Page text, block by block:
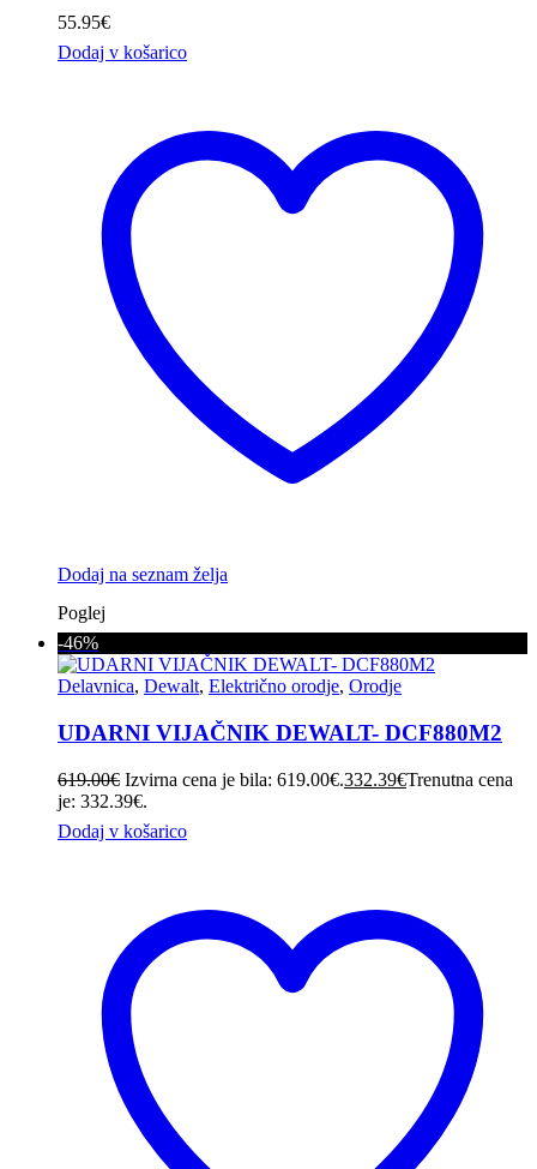
55.95€
Dodaj v košarico
Dodaj na seznam želja
Poglej
-46%
Delavnica, Dewalt, Električno orodje, Orodje
UDARNI VIJAČNIK DEWALT- DCF880M2
619.00€ Izvirna cena je bila: 619.00€.332.39€Trenutna cena
je: 332.39€.
Dodaj v košarico